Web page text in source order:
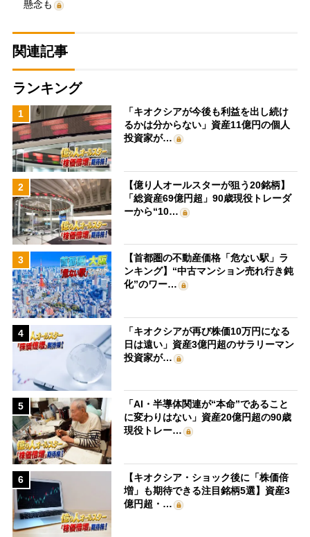
懸念も
関連記事
ランキング
1
「キオクシアが今後も利益を出し続け
るかは分からない」資産11億円の個人
投資家が…
2
【億り人オールスターが狙う20銘柄】
「総資産69億円超」90歳現役トレーダ
ーから“10…
3
【首都圏の不動産価格「危ない駅」ラ
ンキング】“中古マンション売れ行き鈍
化”のワー…
4
「キオクシアが再び株価10万円になる
日は遠い」資産3億円超のサラリーマン
投資家が…
5
「AI・半導体関連が“本命”であること
に変わりはない」資産20億円超の90歳
現役トレー…
6
【キオクシア・ショック後に「株価倍
増」も期待できる注目銘柄5選】資産3
億円超・…